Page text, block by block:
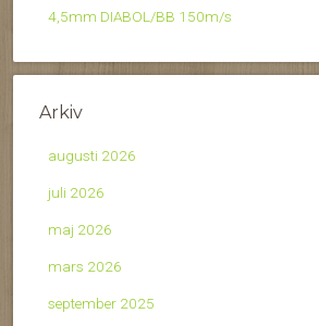
4,5mm DIABOL/BB 150m/s
Arkiv
augusti 2026
juli 2026
maj 2026
mars 2026
september 2025